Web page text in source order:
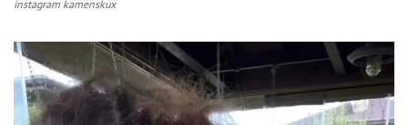
instagram kamenskux